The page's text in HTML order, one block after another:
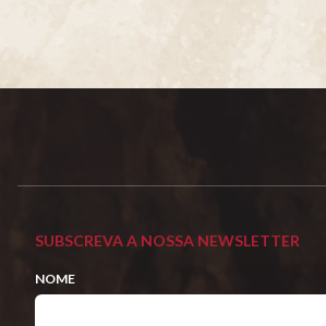
SUBSCREVA A NOSSA NEWSLETTER
NOME